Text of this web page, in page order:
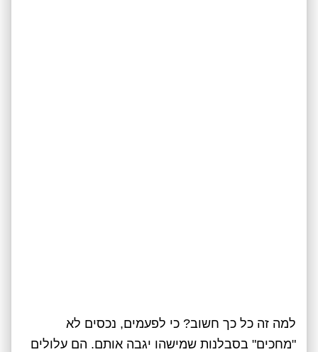
למה זה כל כך חשוב? כי לפעמים, נכסים לא
"מחכים" בסבלנות שמישהו יגבה אותם. הם עלולים